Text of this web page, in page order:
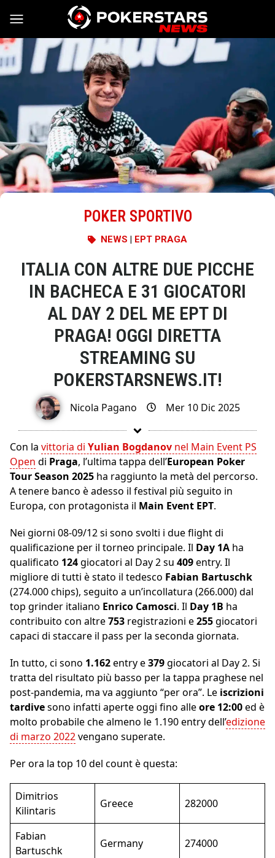
Vai al contenuto
POKER SPORTIVO
NEWS EPT PRAGA
ITALIA CON ALTRE DUE PICCHE
IN BACHECA E 31 GIOCATORI
AL DAY 2 DEL ME EPT DI
PRAGA! OGGI DIRETTA
STREAMING SU
POKERSTARSNEWS.IT!
Nicola Pagano Mer 10 Dic 2025
Con la vittoria di Yulian Bogdanov nel Main Event PS
Open di Praga, l’ultima tappa dell’European Poker
Tour Season 2025 ha raggiunto la metà del percorso.
A tenere banco è adesso il festival più seguito in
Europa, con protagonista il Main Event EPT.
Nei giorni 08-09/12 si sono svolti i due flight di
qualificazione per il torneo principale. Il Day 1A ha
qualificato 124giocatori al Day 2 su 409entry. Il
migliore di tutti è stato il tedesco Fabian Bartuschk
(274.000 chips), seguito a un’incollatura (266.000) dal
top grinder italiano Enrico Camosci. Il Day 1B ha
contribuito con altre753 registrazioni e255giocatori
capaci di staccare il pass per la seconda giornata.
In tutto, ci sono 1.162entry e379giocatori al Day 2. Si
tratta del risultato più basso per la tappa praghese nel
post-pandemia, ma va aggiunto “per ora”. Le iscrizioni
tardivesono infatti aperte oggi fino alleore 12:00ed è
molto probabile che almeno le 1.190 entry dell’edizione
di marzo 2022vengano superate.
Per ora la top 10 del count è questa:
Dimitrios
Kilintaris
Greece 282000
Fabian
Bartuschk
Germany 274000